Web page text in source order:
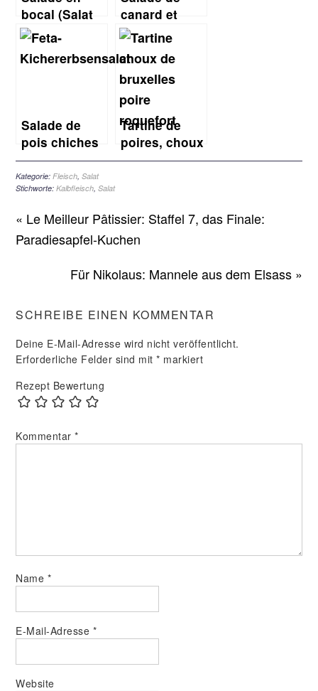
bocal (Salat
im Glas)
canard et
orange
(Orangen-
Enten Salat)
Salade de
pois chiches
à la feta
(Feta-
Kichererbsen
Tartine de
poires, choux
de Bruxelles
Kategorie:Fleisch ,Salat
Stichworte:Kalbfleisch ,Salat
« Le Meilleur Pâtissier: Staffel 7, das Finale:
Paradiesapfel-Kuchen
Für Nikolaus: Mannele aus dem Elsass »
SCHREIBE EINEN KOMMENTAR
Deine E-Mail-Adresse wird nicht veröffentlicht.
Erforderliche Felder sind mit* markiert
Rezept Bewertung
Kommentar*
Name *
E-Mail-Adresse *
Website